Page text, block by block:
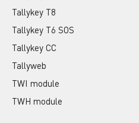
Tallykey T8
Tallykey T6 SOS
Tallykey CC
Tallyweb
TWI module
TWH module